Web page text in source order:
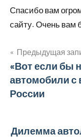
Спасибо вам
сайту. Очень вам
по
Предыдущая
«Вот если бы
автомобили с
России
Дилемма